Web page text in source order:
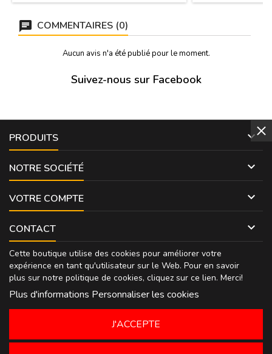
info@zings.es.
COMMENTAIRES (0)
Aucun avis n'a été publié pour le moment.
Suivez-nous sur Facebook
PRODUITS 
NOTRE SOCIÉTÉ 
VOTRE COMPTE 
CONTACT 
Cette boutique utilise des cookies pour améliorer votre
expérience en tant qu'utilisateur sur le Web. Pour en savoir
plus sur notre politique de cookies, cliquez sur ce lien. Merci!
Plus d'informations Personnaliser les cookies
J'ACCEPTE